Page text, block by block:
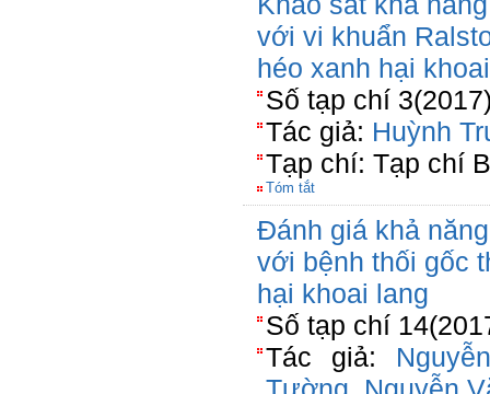
với vi khuẩn
héo xanh hại
Số tạp chí
Tác giả: Huỳnh
Tạp chí: Tạp chí
Tóm tắt
Đánh giá khả
với bệnh thối gốc
hại khoai lang
Số tạp chí
Tác giả: